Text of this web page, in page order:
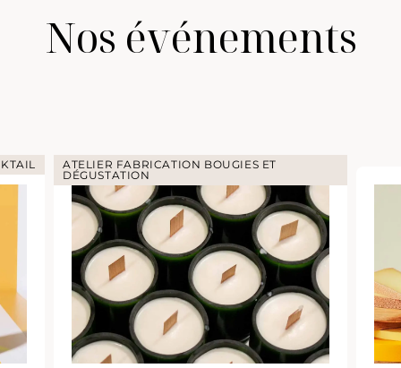
Nos événements
ATELIER FABRICATION BOUGIES ET
DÉGUSTATION